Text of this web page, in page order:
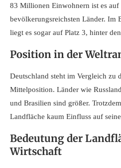
83 Millionen Einwohnern ist es auf
bevölkerungsreichsten Länder. Im
liegt es sogar auf Platz 3, hinter
Position in der
Deutschland steht im Vergleich zu
Mittelposition. Länder wie
und Brasilien sind größer.
Landfläche kaum Einfluss auf
Bedeutung der
Wirtschaft